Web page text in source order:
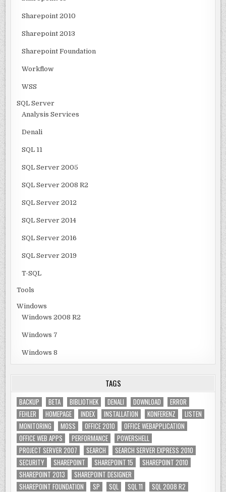
Sharepoint 2010
Sharepoint 2013
Sharepoint Foundation
Workflow
WSS
SQL Server
Analysis Services
Denali
SQL 11
SQL Server 2005
SQL Server 2008 R2
SQL Server 2012
SQL Server 2014
SQL Server 2016
SQL Server 2019
T-SQL
Tools
Windows
Windows 2008 R2
Windows 7
Windows 8
TAGS
BACKUP BETA BIBLIOTHEK DENALI DOWNLOAD
ERROR
FEHLER
HOMEPAGE INDEX INSTALLATION KONFERENZ
LISTEN
MONITORING
MOSS OFFICE 2010
OFFICE WEBAPPLICATION
OFFICE WEB APPS
PERFORMANCE
POWERSHELL
PROJECT SERVER 2007
SEARCH
SEARCH SERVER EXPRESS 2010
SECURITY
SHAREPOINT SHAREPOINT 15
SHAREPOINT 2010
SHAREPOINT 2013
SHAREPOINT DESIGNER
SHAREPOINT FOUNDATION
SP SQL SQL 11
SQL 2008 R2